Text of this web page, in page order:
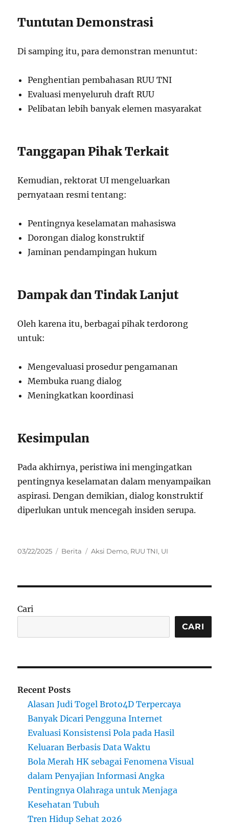
Tuntutan Demonstrasi
Di samping itu, para demonstran menuntut:
Penghentian pembahasan RUU TNI
Evaluasi menyeluruh draft RUU
Pelibatan lebih banyak elemen masyarakat
Tanggapan Pihak Terkait
Kemudian, rektorat UI mengeluarkan
pernyataan resmi tentang:
Pentingnya keselamatan mahasiswa
Dorongan dialog konstruktif
Jaminan pendampingan hukum
Dampak dan Tindak Lanjut
Oleh karena itu, berbagai pihak terdorong
untuk:
Mengevaluasi prosedur pengamanan
Membuka ruang dialog
Meningkatkan koordinasi
Kesimpulan
Pada akhirnya, peristiwa ini mengingatkan
pentingnya keselamatan dalam menyampaikan
aspirasi. Dengan demikian, dialog konstruktif
diperlukan untuk mencegah insiden serupa.
Posted
03/22/2025 Categories
Berita Tags
Aksi Demo, RUU TNI, UI
Cari
CARI
Recent Posts
Alasan Judi Togel Broto4D Terpercaya
Banyak Dicari Pengguna Internet
Evaluasi Konsistensi Pola pada Hasil
Keluaran Berbasis Data Waktu
Bola Merah HK sebagai Fenomena Visual
dalam Penyajian Informasi Angka
Pentingnya Olahraga untuk Menjaga
Kesehatan Tubuh
Tren Hidup Sehat 2026